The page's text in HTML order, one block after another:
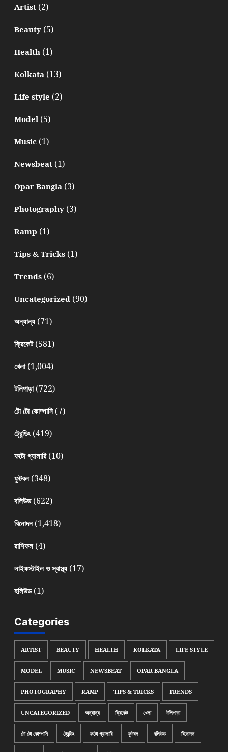
Artist(2)
Beauty(5)
Health(1)
Kolkata(13)
Life style (2)
Model(5)
Music(1)
Newsbeat(1)
Opar Bangla(3)
Photography(3)
Ramp (1)
Tips & Tricks(1)
Trends(6)
Uncategorized(90)
অন্যান্য(71)
ক্রিকেট(581)
খেলা(1,004)
টলিপাড়া(722)
টো টো কোম্পানি(7)
ট্রেন্ডিং(419)
ফটো গ্যালারি(10)
ফুটবল(348)
বলিউড(622)
বিনোদন(1,418)
রাশিফল(4)
লাইফস্টাইল ও স্বাস্থ্য(17)
হলিউড(1)
Categories
ARTIST BEAUTY HEALTH KOLKATA LIFE STYLE
MODEL MUSIC NEWSBEAT OPAR BANGLA
PHOTOGRAPHY RAMP TIPS & TRICKS TRENDS
UNCATEGORIZED অন্যান্য ক্রিকেট খেলা টলিপাড়া
টো টো কোম্পানি ট্রেন্ডিং ফটো গ্যালারি ফুটবল বলিউড বিনোদন